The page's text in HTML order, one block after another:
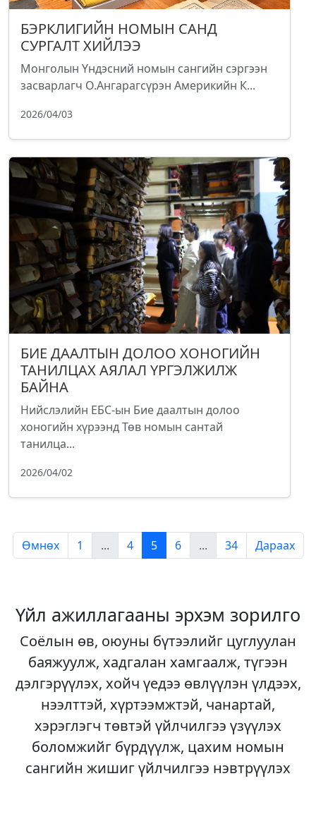
БЭРКЛИГИЙН НОМЫН САНД
СУРГАЛТ ХИЙЛЭЭ
Монголын Үндэсний номын сангийн сэргээн
засварлагч О.Ангарагсүрэн Америкийн К...
2026/04/03
БИЕ ДААЛТЫН ДОЛОО ХОНОГИЙН
ТАНИЛЦАХ АЯЛАЛ ҮРГЭЛЖИЛЖ
БАЙНА
Нийслэлийн ЕБС-ын Бие даалтын долоо
хоногийн хүрээнд Төв номын сантай
танилца...
2026/04/02
Өмнөх 1 ... 4 5 6 ... 34 Дараах
Үйл ажиллагааны эрхэм зорилго
Соёлын өв, оюуны бүтээлийг цуглуулан
баяжуулж, хадгалан хамгаалж, түгээн
дэлгэрүүлэх, хойч үедээ өвлүүлэн үлдээх,
нээлттэй, хүртээмжтэй, чанартай,
хэрэглэгч төвтэй үйлчилгээ үзүүлэх
боломжийг бүрдүүлж, цахим номын
сангийн жишиг үйлчилгээ нэвтрүүлэх